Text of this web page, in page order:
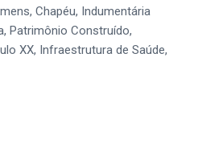
Chapéu, Indumentária
Patrimônio Construído,
XX, Infraestrutura de Saúde,